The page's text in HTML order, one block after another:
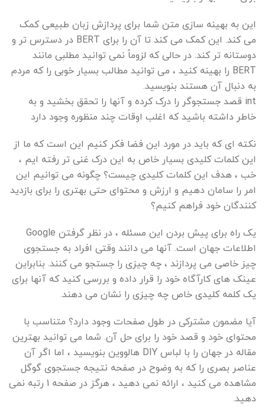
این به بهینه سازی متن شما برای پردازش زبان طبیعی کمک
می کند. این کمک می کند تا آن را برای BERT در دسترس تر و
دوستانه تر کند. در حالی که لزوماً نمی توانید مطلبی مانند
BERT را بهینه کنید ، می توانید مطالب بسیار خوبی را که مردم
به دنبال آن هستند بنویسید.
int قصد جستجوگر را درک کرده و آنها را تحقق بخشید و به
خاطر داشته باشید که اغلب اوقات چند منظوره وجود دارد
نکته ای که باید در مورد این فضا فکر کنیم این است که ما از
این کلمات کلیدی بسیار خاص به این درک غنی تر رفته ایم ،
خب ، هدف این کلمات کلیدی چیست؟ چگونه می توانیم این
امر را سامان دهیم و ارزش و محتوای حتی بهتری را برای بازدید
کنندگان خود فراهم کنیم؟
یک راه برای پیش بردن این مسئله ، در نظر گرفتن Google
اطلاعات جهان است. آنها می دانند وقتی افراد به جستجوی
چیز خاصی می پردازند ، چه چیزی را جستجو می کنند. بنابراین
عینک های کارآگاه خود را قرار داده و بررسی کنید که آنها برای
یک کلمه کلیدی خاص چه چیزی را نشان می دهند.
آیا مضمون مشترکی در طول صفحات وجود دارد؟ متناسب با
محتوای خود و قصد خود را برای حل آن. شما می توانید بهترین
مقاله در جهان را با لباس DIY هالووین بنویسید ، اما اگر آن
عناصر بصری را که به وضوح در صفحه نتیجه جستجوی گوگل
مشاهده می کنید ، ارائه نمی دهید ، هرگز در صفحه 1 رتبه نمی
دهید.